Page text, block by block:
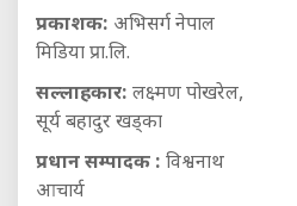
प्रकाशक: अभिसर्ग नेपाल
मिडिया प्रा.लि.
सल्लाहकार: लक्ष्मण पोखरेल,
सूर्य बहादुर खड्का
प्रधान सम्पादक : विश्वनाथ
आचार्य